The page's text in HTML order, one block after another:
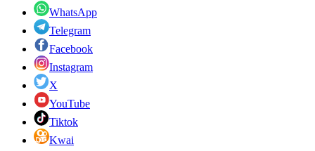
WhatsApp
Telegram
Facebook
Instagram
X
YouTube
Tiktok
Kwai